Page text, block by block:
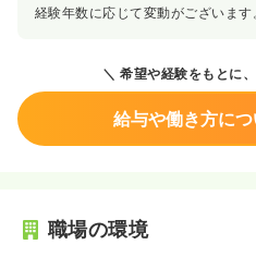
経験年数に応じて変動がございます
希望や経験をもとに
給与や働き方に
職場の環境